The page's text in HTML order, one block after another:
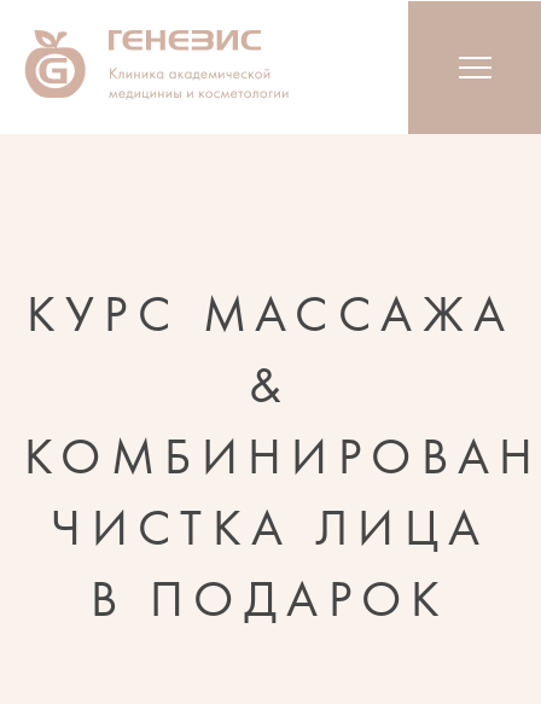
КУРС МАССАЖА
&
ЧИСТКА ЛИЦА
В ПОДАРОК